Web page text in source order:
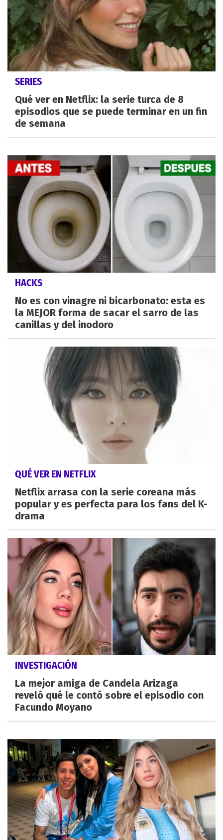
SERIES
Qué ver en Netflix: la serie turca de 8
episodios que se puede terminar en un fin
de semana
HACKS
No es con vinagre ni bicarbonato: esta es
la MEJOR forma de sacar el sarro de las
canillas y del inodoro
QUÉ VER EN NETFLIX
Netflix arrasa con la serie coreana más
popular y es perfecta para los fans del K-
drama
INVESTIGACIÓN
La mejor amiga de Candela Arizaga
reveló qué le contó sobre el episodio con
Facundo Moyano